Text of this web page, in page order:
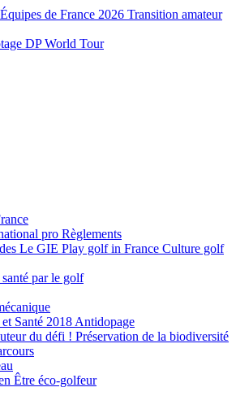
Équipes de France 2026 Transition amateur
DP World Tour
pro Règlements
Le GIE Play golf in France Culture golf
par le golf
Santé 2018 Antidopage
du défi ! Préservation de la biodiversité
Être éco-golfeur